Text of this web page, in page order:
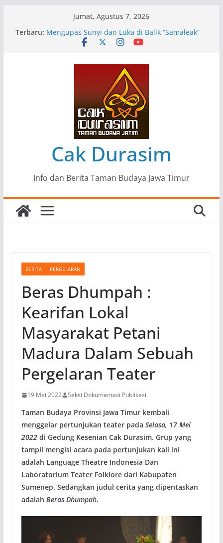
Jumat, Agustus 7, 2026
Terbaru: Pameran Lukisan Komunitas Patria Seni Rupa
Kota Blitar : Ketika “Bergerak” Menjadi Mantra
Mengupas Sunyi dan Luka di Balik “Samaleak”
Menjaga Marwah Seni dan Budaya: Catatan
Kunjungan Kerja Ir. Bambang Haryo Soekartono
(BHS) Anggota DPR RI ke Taman Budaya Jawa
Pameran Tunggal 35 Karya Agus Koecink
“Tumbang Tambang”, Ungkapan Kritis Tentang
Derita Pekerja Pertambangan
Cak Durasim
Info dan Berita Taman Budaya Jawa Timur
BERITA PERGELARAN
Beras Dhumpah :
Kearifan Lokal
Masyarakat Petani
Madura Dalam Sebuah
Pergelaran Teater
19 Mei 2022 Seksi Dokumentasi Publikasi
Taman Budaya Provinsi Jawa Timur kembali
menggelar pertunjukan teater pada Selasa, 17 Mei
2022di Gedung Kesenian Cak Durasim. Grup yang
tampil mengisi acara pada pertunjukan kali ini
adalah Language Theatre Indonesia Dan
Laboratorium Teater Folklore dari Kabupaten
Sumenep. Sedangkan judul cerita yang dipentaskan
adalah Beras Dhumpah.